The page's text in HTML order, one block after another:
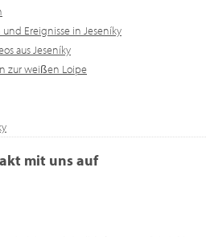
Ereignisse in Jeseníky
aus Jeseníky
zur weißen Loipe
mit uns auf